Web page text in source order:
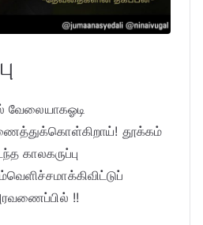
வேலையாகஓடி
தூக்கம்
காலகருப்பு
!!